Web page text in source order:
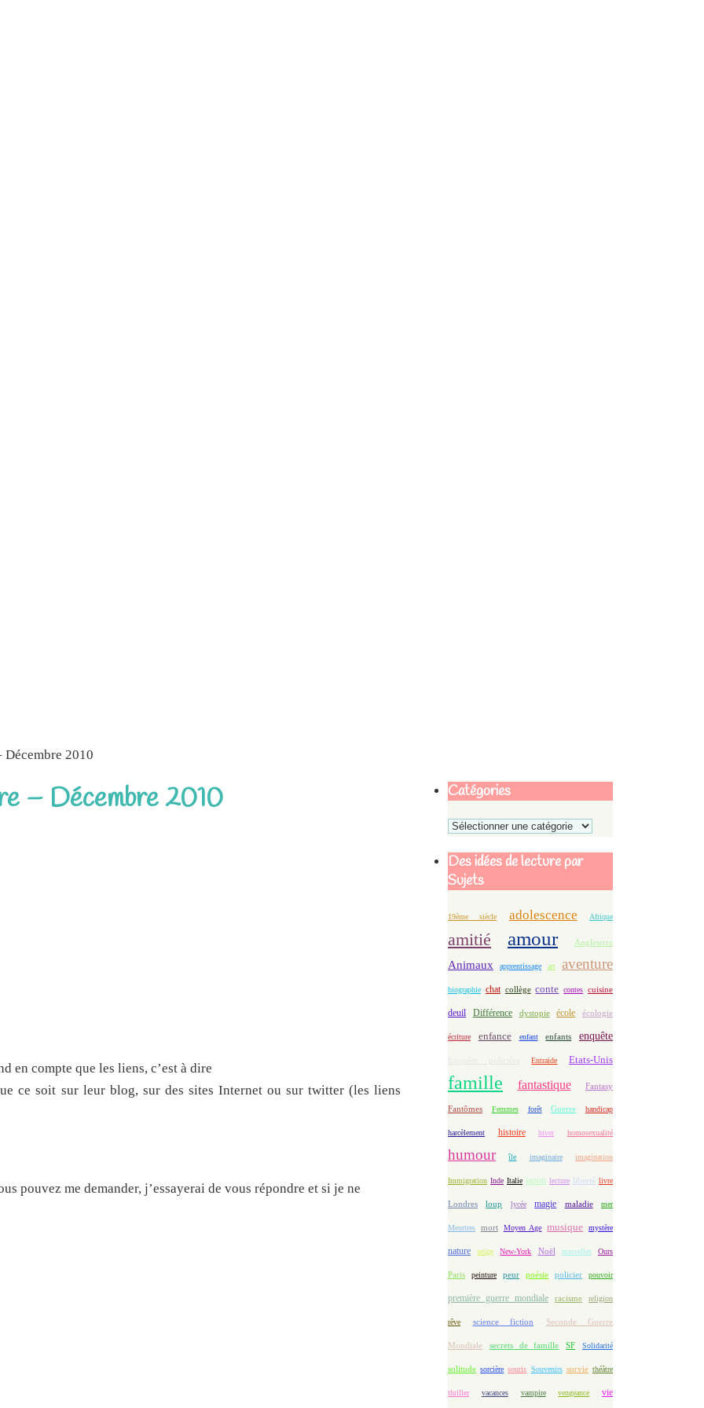
2010
– Décembre 2010
en compte que les liens, c’est à dire
ce soit sur leur blog, sur des sites Internet ou sur twitter (les liens
pouvez me demander, j’essayerai de vous répondre et si je ne
Catégories
Catégories
Des idées de lecture par
Sujets
19ème siècle adolescence Afrique
amitié amour Angleterre
Animaux apprentissage art aventure
biographie chat collège conte contes cuisine
deuil Différence dystopie école écologie
écriture enfance enfant enfants enquête
Entraide Etats-Unis
famille fantastique Fantasy
Fantômes Femmes forêt Guerre handicap
harcèlement histoire hiver homosexualité
humour île imaginaire imagination
Immigration Inde Italie japon lecture liberté livre
Londres loup lycée magie maladie mer
Meurtres mort Moyen Age musique mystère
nature neige New-York Noël nouvelles Ours
Paris peinture peur poésie policier pouvoir
première guerre mondiale racisme religion
rêve science fiction Seconde Guerre
Mondiale secrets de famille SF Solidarité
solitude sorcière souris Souvenirs survie théâtre
thriller vacances vampire vengeance vie